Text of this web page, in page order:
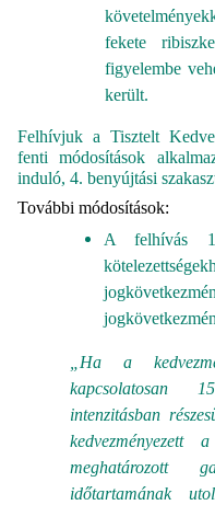
fekete
figyelembe
került.
Felhívjuk a Tisztelt
fenti módosítások
induló, 4. benyújtási
További módosítások:
A felhívás
„Ha a
kapcsolatosan
intenzitásban
kedvezményezett
meghatározott
időtartamának